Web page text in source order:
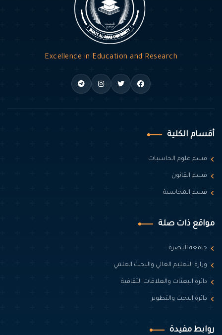
Excellence in Education and Research
أقسام الكلية
قسم علوم الحاسبات
قسم القانون
قسم المحاسبة
مواقع ذات صلة
جامعة البصرة
وزارة التعليم العالي والبحث العلمي
دائرة البعثات والعلاقات الثقافية
دائرة البحث والتطوير
روابط مفيدة